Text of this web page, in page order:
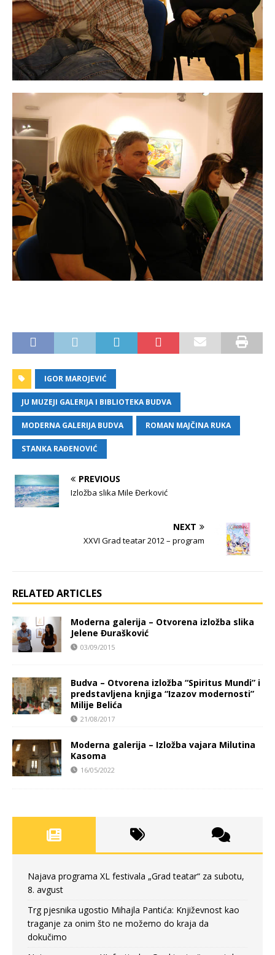
IGOR MAROJEVIĆ
JU MUZEJI GALERIJA I BIBLIOTEKA BUDVA
MODERNA GALERIJA BUDVA ROMAN MAJČINA RUKA
STANKA RAĐENOVIĆ
PREVIOUS
Izložba slika Mile Đerković
NEXT
XXVI Grad teatar 2012 – program
RELATED ARTICLES
Moderna galerija – Otvorena izložba slika
Jelene Đurašković
03/09/2015
Budva – Otvorena izložba “Spiritus Mundi” i
predstavljena knjiga “Izazov modernosti”
Milije Belića
21/08/2017
Moderna galerija – Izložba vajara Milutina
Kasoma
16/05/2022
Najava programa XL festivala „Grad teatar“ za subotu,
8. avgust
Trg pjesnika ugostio Mihajla Pantića: Književnost kao
traganje za onim što ne možemo do kraja da
dokučimo